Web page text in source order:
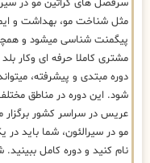
سرفصل های کراتین مو در
مثل شناخت مو، بهداشت و
پیگمنت شناسی میشود و
مشتری کاملا حرفه ای وکار
دوره مبتدی و پیشرفته،
شود. این دوره در مناطق
عریس در سراسر کشور برگزار
مو در سیرالئون، شما باید
نام کنید و دوره کامل